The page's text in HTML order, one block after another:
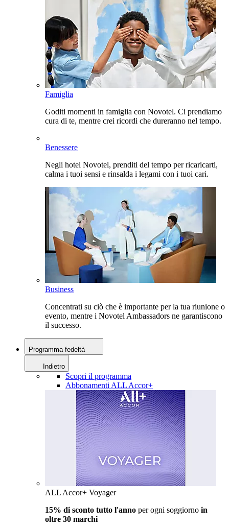
Famiglia
Goditi momenti in famiglia con Novotel. Ci prendiamo
cura di te, mentre crei ricordi che dureranno nel tempo.
Benessere
Negli hotel Novotel, prenditi del tempo per ricaricarti,
calma i tuoi sensi e rinsalda i legami con i tuoi cari.
Business
Concentrati su ciò che è importante per la tua riunione o
evento, mentre i Novotel Ambassadors ne garantiscono
il successo.
Programma fedeltà
Indietro
Scopri il programma
Abbonamenti ALL Accor+
ALL Accor+ Voyager
15% di sconto tutto l'anno per ogni soggiorno in
oltre 30 marchi